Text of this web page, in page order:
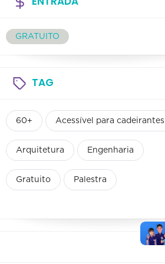
GRATUITO
TAG
60+ Acessível para cadeirantes
Arquitetura Engenharia
Gratuito Palestra